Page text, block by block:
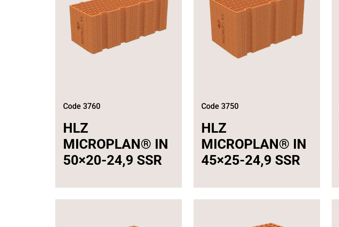
Code 3760
HLZ
MICROPLAN® IN
50×20-24,9 SSR
Code 3750
HLZ
MICROPLAN® IN
45×25-24,9 SSR